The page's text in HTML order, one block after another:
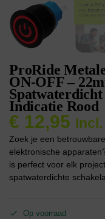
ProRide
ON-OFF –
Indicatie Rood
€ 12,95
Zoek je een
elektronische
is perfect voor elk
spatwaterdichte
Op voorraad